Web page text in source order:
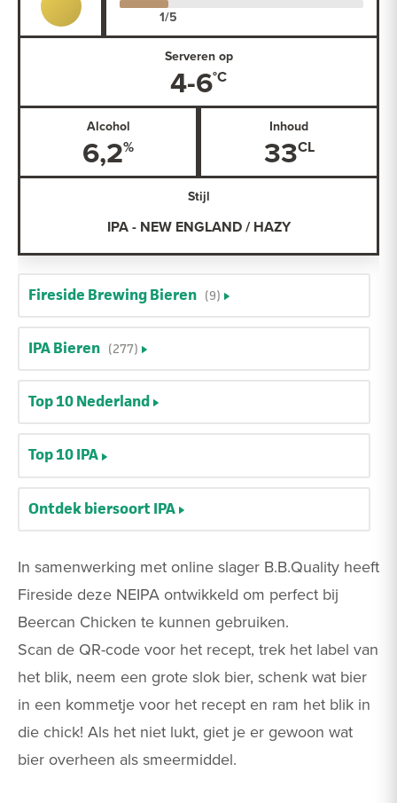
In samenwerking met online slager B.B.Quality heeft
Fireside deze NEIPA ontwikkeld om perfect bij
Beercan Chicken te kunnen gebruiken.
Scan de QR-code voor het recept, trek het label van
het blik, neem een grote slok bier, schenk wat bier
in een kommetje voor het recept en ram het blik in
die chick! Als het niet lukt, giet je er gewoon wat
bier overheen als smeermiddel.
Serveren op
4-6
Alcohol
6,2
Inhoud
33
Stijl
IPA - NEW ENGLAND / HAZY
Fireside Brewing Bieren (9)
IPA Bieren (277)
Top 10 Nederland
Top 10 IPA
Ontdek biersoort IPA